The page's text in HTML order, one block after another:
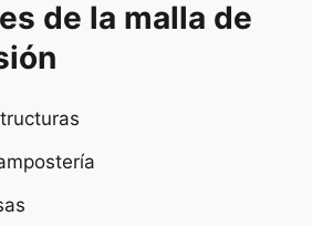
de la malla de